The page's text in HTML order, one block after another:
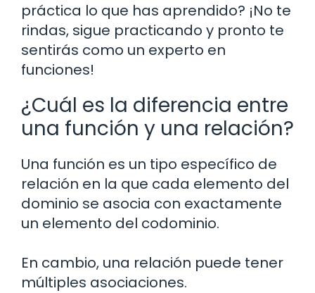
práctica lo que has aprendido? ¡No te
rindas, sigue practicando y pronto te
sentirás como un experto en
funciones!
¿Cuál es la diferencia entre
una función y una relación?
Una función es un tipo específico de
relación en la que cada elemento del
dominio se asocia con exactamente
un elemento del codominio.
En cambio, una relación puede tener
múltiples asociaciones.